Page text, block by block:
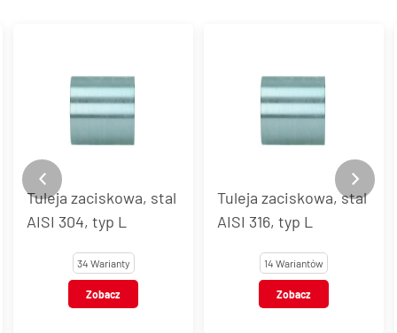
Tuleja zaciskowa, stal
AISI 304, typ L
34 Warianty
Zobacz
Tuleja zaciskowa, stal
AISI 316, typ L
14 Wariantów
Zobacz